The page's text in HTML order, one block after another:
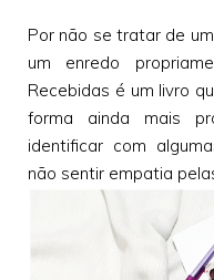
Por não se tratar de
um enredo
Recebidas é um livro
forma ainda mais
identificar com
não sentir empatia